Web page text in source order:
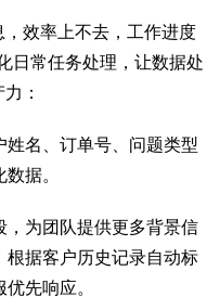
效率上不去，工作进度
日常任务处理，让数据处
：
名、订单号、问题类型
据。
为团队提供更多背景信
据客户历史记录自动标
先响应。